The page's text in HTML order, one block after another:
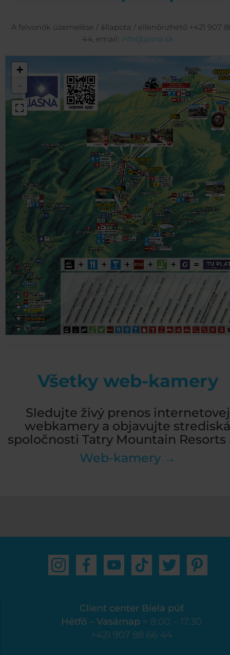
A felvonók üzemelése / állapota / ellenőrizhető +421 907
44, email: info@jasna.sk
+
Všetky web-kamery
Sledujte živý prenos internetovej
webkamery a objavujte strediská
spoločnosti Tatry Mountain Resorts
Web-kamery →
Client center Biela púť
Hétfő – Vasárnap = 8:00 – 17:30
+421 907 88 66 44